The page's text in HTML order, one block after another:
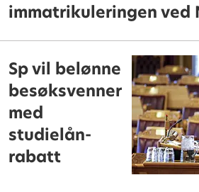
immatrikuleringen ved
Sp vil belønne
besøksvenner
med
studielån-
rabatt